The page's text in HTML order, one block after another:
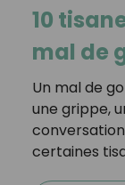
10
mal de
Un mal de
une grippe,
certaines